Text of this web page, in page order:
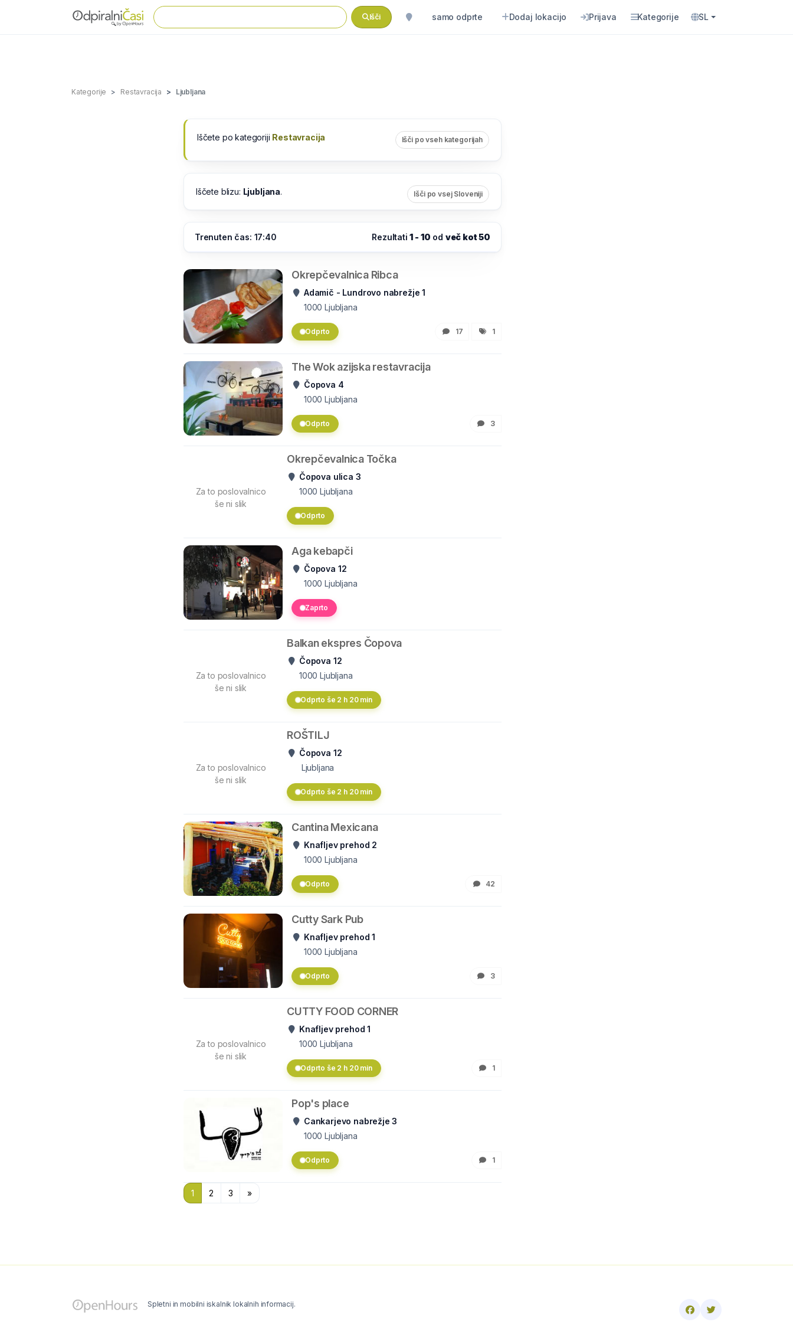
Išči samo odprte Dodaj lokacijo Prijava Kategorije SL
Kategorije Restavracija Ljubljana
Iščete po kategoriji Restavracija Išči po vseh kategorijah
Iščete blizu: Ljubljana. Išči po vsej Sloveniji
Trenuten čas: 17:40 Rezultati1 - 10 od več kot 50
Okrepčevalnica Ribca
Adamič - Lundrovo nabrežje 1
1000 Ljubljana
Odprto 17 1
The Wok azijska restavracija
Čopova 4
1000 Ljubljana
Odprto 3
Za to poslovalnico
še ni slik
Okrepčevalnica Točka
Čopova ulica 3
1000 Ljubljana
Odprto
Aga kebapči
Čopova 12
1000 Ljubljana
Zaprto
Za to poslovalnico
še ni slik
Balkan ekspres Čopova
Čopova 12
1000 Ljubljana
Odprto še 2 h 20 min
Za to poslovalnico
še ni slik
ROŠTILJ
Čopova 12
Ljubljana
Odprto še 2 h 20 min
Cantina Mexicana
Knafljev prehod 2
1000 Ljubljana
Odprto 42
Cutty Sark Pub
Knafljev prehod 1
1000 Ljubljana
Odprto 3
Za to poslovalnico
še ni slik
CUTTY FOOD CORNER
Knafljev prehod 1
1000 Ljubljana
Odprto še 2 h 20 min 1
Pop's place
Cankarjevo nabrežje 3
1000 Ljubljana
Odprto 1
1 2 3 »
Spletni in mobilni iskalnik lokalnih informacij.